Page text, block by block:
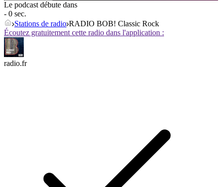
Le podcast débute dans
- 0 sec.
Stations de radio RADIO BOB! Classic Rock
Écoutez gratuitement cette radio dans l'application :
radio.fr